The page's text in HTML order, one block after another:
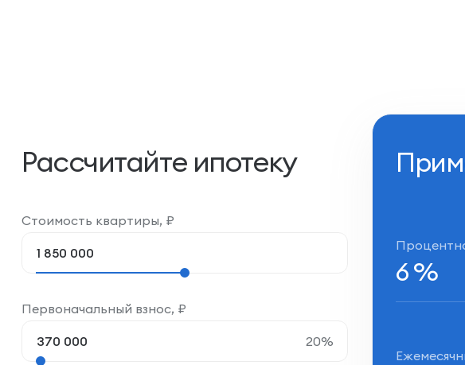
Рассчитайте ипотеку
Стоимость квартиры, ₽
Первоначальный взнос, ₽
20%
6%